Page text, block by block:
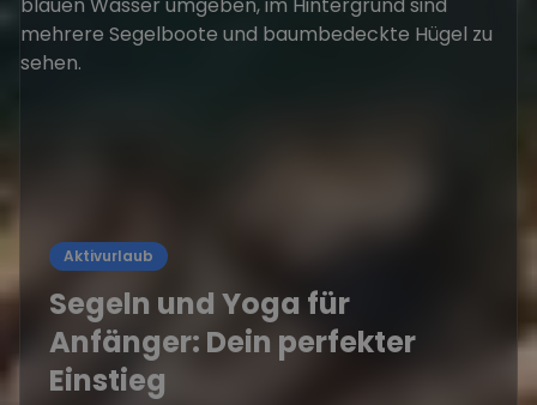
Aktivurlaub
Segeln und Yoga für
Anfänger: Dein perfekter
Einstieg